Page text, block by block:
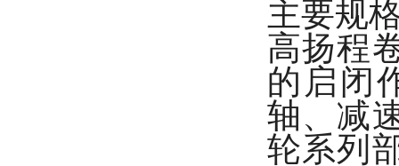
主要规
高扬程
的启闭
轴、减
轮系列